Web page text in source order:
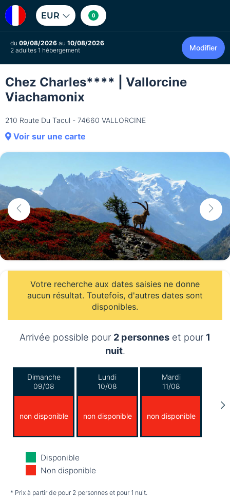
EUR 0
du 09/08/2026 au 10/08/2026
2 adultes 1 hébergement
Modifier
Chez Charles**** | Vallorcine
Viachamonix
210 Route Du Tacul - 74660 VALLORCINE
Voir sur une carte
Votre recherche aux dates saisies ne donne
aucun résultat. Toutefois, d'autres dates sont
disponibles.
Arrivée possible pour 2 personnes et pour 1
nuit.
Dimanche
09/08
non disponible
Lundi
10/08
non disponible
Mardi
11/08
non disponible
Mercredi
12/08
non disponible non disponible
Disponible
Non disponible
* Prix à partir de pour 2 personnes et pour 1 nuit.